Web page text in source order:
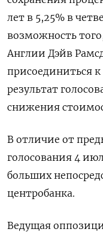
лет в 5,25% в
возможность
Англии Дэйв
присоединиться
результат
снижения
В отличие от
голосования 4
больших
центробанка.
Ведущая